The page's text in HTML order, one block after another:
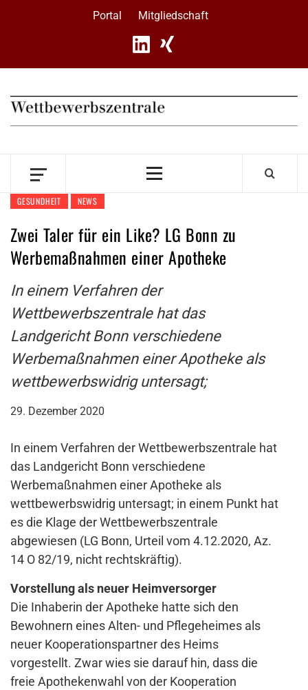
Portal Mitgliedschaft
Primary
GESUNDHEIT NEWS
Zwei Taler für ein Like? LG Bonn zu
Werbemaßnahmen einer Apotheke
In einem Verfahren der
Wettbewerbszentrale hat das
Landgericht Bonn verschiedene
Werbemaßnahmen einer Apotheke als
wettbewerbswidrig untersagt;
29. Dezember 2020
In einem Verfahren der Wettbewerbszentrale hat
das Landgericht Bonn verschiedene
Werbemaßnahmen einer Apotheke als
wettbewerbswidrig untersagt; in einem Punkt hat
es die Klage der Wettbewerbszentrale
abgewiesen (LG Bonn, Urteil vom 4.12.2020, Az.
14 O 82/19, nicht rechtskräftig).
Vorstellung als neuer Heimversorger
Die Inhaberin der Apotheke hatte sich den
Bewohnern eines Alten- und Pflegeheimes als
neuer Kooperationspartner des Heims
vorgestellt. Zwar wies sie darauf hin, dass die
freie Apothekenwahl von der Kooperation